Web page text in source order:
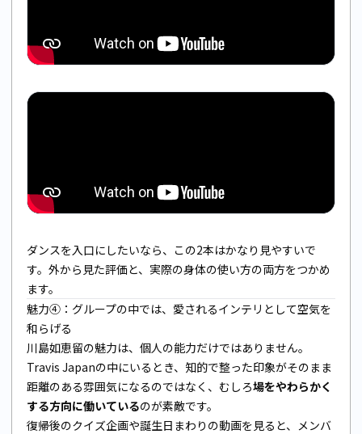
ダンスを入口にしたいなら、この2本はかなり見やすいで
す。外から見た評価と、実際の身体の使い方の両方をつかめ
ます。
魅力④：グループの中では、愛されるインテリとして空気を
和らげる
川島如恵留の魅力は、個人の能力だけではありません。
Travis Japanの中にいるとき、知的で整った印象がそのまま
距離のある雰囲気になるのではなく、むしろ場をやわらかく
する方向に働いているのが素敵です。
復帰後のクイズ企画や誕生日まわりの動画を見ると、メンバ